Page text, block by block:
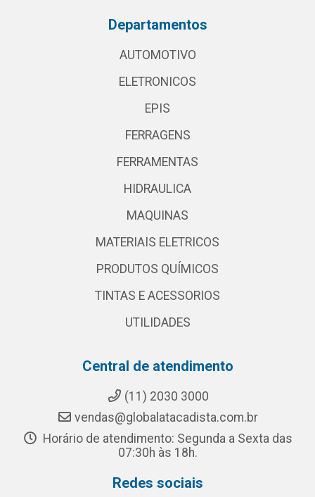
Departamentos
AUTOMOTIVO
ELETRONICOS
EPIS
FERRAGENS
FERRAMENTAS
HIDRAULICA
MAQUINAS
MATERIAIS ELETRICOS
PRODUTOS QUÍMICOS
TINTAS E ACESSORIOS
UTILIDADES
Central de atendimento
(11) 2030 3000
vendas@globalatacadista.com.br
Horário de atendimento: Segunda a Sexta das
07:30h às 18h.
Redes sociais